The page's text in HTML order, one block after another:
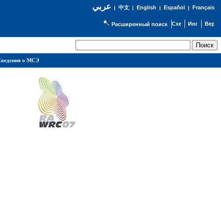
عربي| 中文| English | Español | Français
Расширенный поиск
о МСЭ